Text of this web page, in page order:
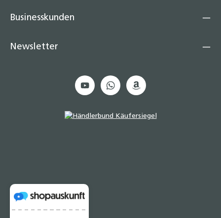
Businesskunden
Newsletter